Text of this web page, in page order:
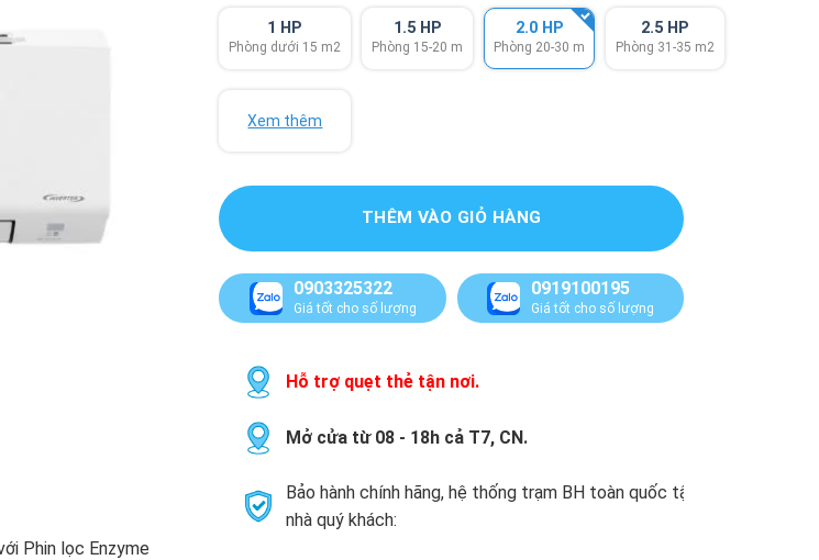
Phin lọc Enzyme
1 HP
Phòng dưới 15 m2
1.5 HP
Phòng 15-20 m
2.0 HP
Phòng 20-30 m
2.5 HP
Phòng 31-35 m2
Xem thêm
THÊM VÀO GIỎ HÀNG
0903325322
Giá tốt cho số lượng
0919100195
Giá tốt cho số lượng
Hỗ trợ quẹt thẻ tận nơi.
Mở cửa từ 08 - 18h cả T7, CN.
Bảo hành chính hãng, hệ thống trạm BH toàn quốc tận
nhà quý khách: